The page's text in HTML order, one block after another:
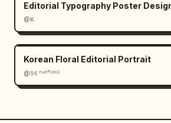
Editorial Typography Poster
@K
Korean Floral Editorial Portrait
@𝟡𝟜 ᴾᴸᴬʸᶠᴼᴿᴳᴱ